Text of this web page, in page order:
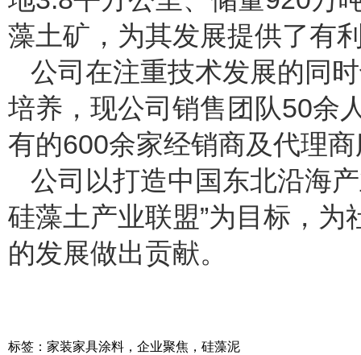
藻土矿，为其发展提供了有
公司在注重技术发展的同
培养，现公司销售团队50余
有的600余家经销商及代理
公司以打造中国东北沿海
硅藻土产业联盟”为目标，
的发展做出贡献。
标签： 家装家具涂料 ， 企业聚焦 ， 硅藻泥